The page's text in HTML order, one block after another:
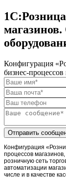
Конфигурация
бизнес-процессов
Отправить
Конфигурация
процессов
розничную сеть
автоматизации
числе и в качестве